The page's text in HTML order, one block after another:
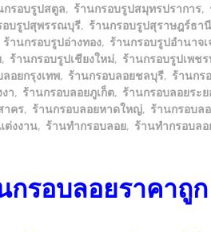
กรอบรูปสตูล, ร้านกรอบรูปสมุทรปราการ,
อบรูปสุพรรณบุรี, ร้านกรอบรูปสุราษฎร์ธานี
ร้านกรอบรูปอ่างทอง, ร้านกรอบรูปอำนาจ
, ร้านกรอบรูปเชียงใหม่, ร้านกรอบรูปเพช
อยกรุงเทพ, ร้านกรอบลอยชลบุรี, ร้านกร
า, ร้านกรอบลอยภูเก็ต, ร้านกรอบลอยระย
าคร, ร้านกรอบลอยหาดใหญ่, ร้านกรอบล
ต่งงาน, ร้านทำกรอบลอย, ร้านทำกรอบล
กรอบลอยราคาถูก